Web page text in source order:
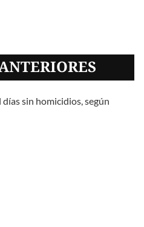
sin homicidios, según